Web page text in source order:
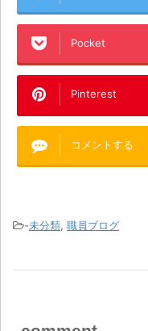
Pocket
Pinterest
コメントする
-未分類, 職員ブログ